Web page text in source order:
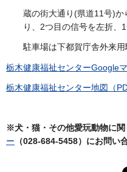
蔵の街大通り(県道11号)
り、2つ目の信号を左折、
駐車場は下都賀庁舎外来
栃木健康福祉センターGoogle
栃木健康福祉センター地図（
※犬・猫・その他愛玩動物に関
ー （028-684-5458）にお問い